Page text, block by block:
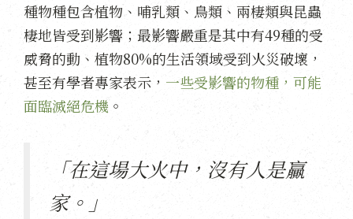
種物種包含植物、哺乳類、鳥類、兩棲類與昆蟲
棲地皆受到影響；最影響嚴重是其中有49種的受
威脅的動、植物80%的生活領域受到火災破壞，
甚至有學者專家表示， 一些受影響的物種，可能
面臨滅絕危機 。
「在這場大火中，沒有人是贏
家。」